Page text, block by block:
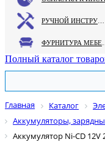
Полный каталог
Главная Каталог
Аккумуляторы,
Аккумулятор Ni-CD 12V